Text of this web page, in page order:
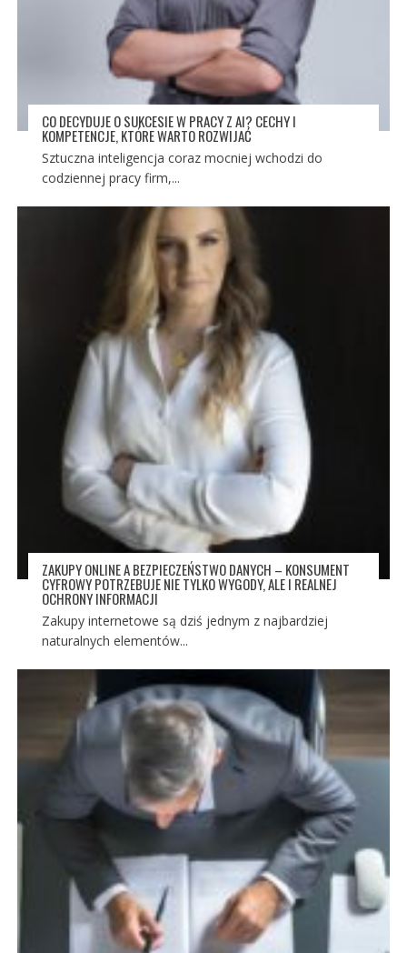
CO DECYDUJE O SUKCESIE W PRACY Z AI? CECHY I
KOMPETENCJE, KTÓRE WARTO ROZWIJAĆ
Sztuczna inteligencja coraz mocniej wchodzi do
codziennej pracy firm,...
ZAKUPY ONLINE A BEZPIECZEŃSTWO DANYCH – KONSUMENT
CYFROWY POTRZEBUJE NIE TYLKO WYGODY, ALE I REALNEJ
OCHRONY INFORMACJI
Zakupy internetowe są dziś jednym z najbardziej
naturalnych elementów...